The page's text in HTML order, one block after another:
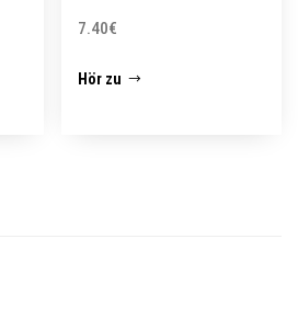
7.40€
Hör zu